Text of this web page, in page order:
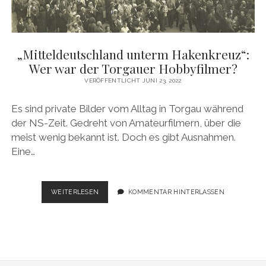
„Mitteldeutschland unterm Hakenkreuz“:
Wer war der Torgauer Hobbyfilmer?
VERÖFFENTLICHT JUNI 23, 2022
Es sind private Bilder vom Alltag in Torgau während
der NS-Zeit. Gedreht von Amateurfilmern, über die
meist wenig bekannt ist. Doch es gibt Ausnahmen.
Eine…
WEITERLESEN „MITTELDEUTSCHLAND
UNTERM
KOMMENTAR HINTERLASSEN